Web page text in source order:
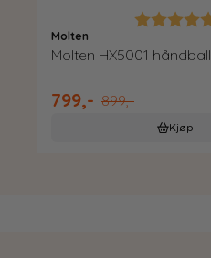
Karakter:
Molten
Molten HX5001 håndball
799,- 899,-
Kjøp